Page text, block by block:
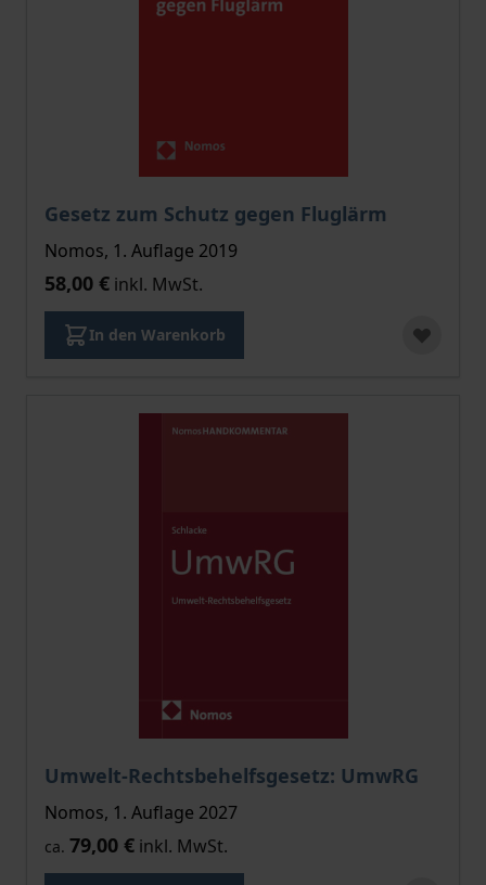
Gesetz zum Schutz gegen Fluglärm
Nomos, 1. Auflage 2019
58,00 € inkl. MwSt.
In den Warenkorb
Umwelt-Rechtsbehelfsgesetz: UmwRG
Nomos, 1. Auflage 2027
ca. 79,00 € inkl. MwSt.